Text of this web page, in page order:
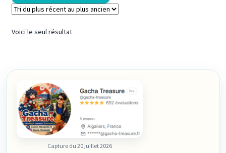
Voici le seul résultat
Capture du 20 juillet 2026